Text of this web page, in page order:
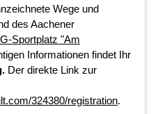
Wege und
des Aachener
Sportplatz "Am
Informationen findet Ihr
. Der direkte Link zur
324380/registration.